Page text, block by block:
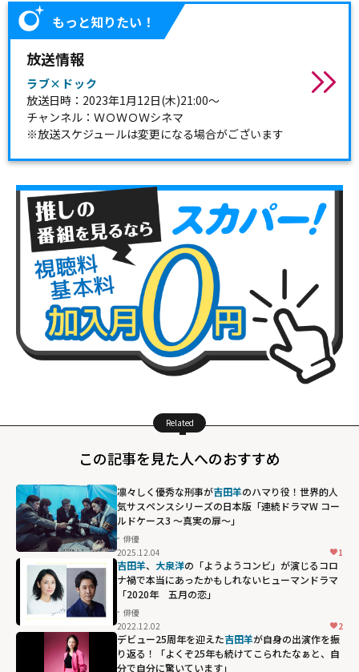
もっと知りたい！
放送情報
ラブ×ドック
放送日時：2023年1月12日(木)21:00～
チャンネル：ＷＯＷＯＷシネマ
※放送スケジュールは変更になる場合がございます
Related
この記事を見た人へのおすすめ
凛々しく優秀な刑事が吉田羊のハマり役！世界的人
気サスペンスシリーズの日本版「連続ドラマW コー
ルドケース3 ～真実の扉～」
俳優
2025.12.04
1
吉田羊、 大泉洋の「ようようコンビ」が演じるコロ
ナ禍で本当にあったかもしれないヒューマンドラマ
「2020年 五月の恋」
俳優
2022.12.02
2
デビュー25周年を迎えた吉田羊が自身の出演作を振
り返る！「よくぞ25年も続けてこられたなぁと、自
分で自分に驚いています」